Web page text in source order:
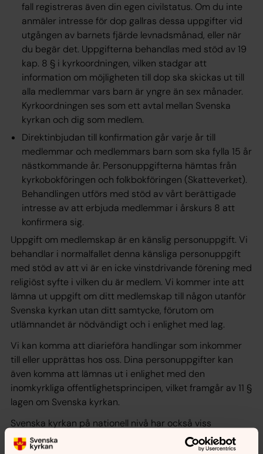
fall registreras även din egen civilstatus. Om du inte
anmäler intresse för dop gallras dessa uppgifter vid
utgången av barnets fjärde levnadsmånad, eller när
du begär det. Uppgifterna behandlas med stöd av 19
kap. 8 § i kyrkoordningen, vilken stadgar att
information om möjligheten till dop ska skickas ut till
alla medlemmar vars barn är yngre än sex månader.
Kyrkoordningen ses som ett avtal mellan Svenska
kyrkan och dig som medlem.
Direktinbjudan till konfirmation går varje år till
medlemmar och medlemmars barn som ska fylla 15 år
nästkommande år. Personuppgifterna hämtas från
kyrkobokföringen och folkbokföringen (Skatteverket).
Behandlingen utförs med stöd av vårt berättigade
intresse av att erbjuda medlemmar i årskurs 8 att
konfirmera sig.
Uppgift om medlemskap är en känslig personuppgift. Vi
behandlar i normalfallet denna känsliga personuppgift
med stöd av att vi är en icke vinstdrivande förening med
religiöst syfte i vilken du är medlem. Vi kommer inte att
lämna ut uppgift om ditt medlemskap till någon utanför
Svenska kyrkan utan ditt samtycke, förutom om
utlämnandet är nödvändigt och i enlighet med lag.
Vi kan komma att diarieföra handlingar som inkommer
till eller upprättas hos oss. Dina personuppgifter kan
även komma att lämnas ut i enlighet med den
inomkyrkliga offentlighetsprincipen, vilket framgår av 11 §
lagen om Svenska kyrkan.
Svenska kyrkan på nationell nivå har också viss
information om hur personuppgifter behandlas om dig
som medlem inom Svenska kyrkan.
Du kan hitta den